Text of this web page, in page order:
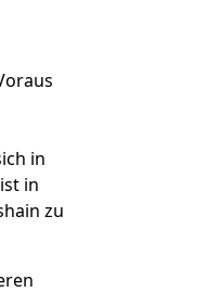
in
in
zu